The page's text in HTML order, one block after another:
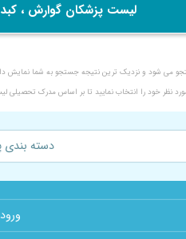
لیست پزشکان گوارش ،
می شود و نزدیک ترین نتیجه جستجو به شما نمایش
خود را انتخاب نمایید تا بر اساس مدرک تحصیلی
دسته بندی
ورود